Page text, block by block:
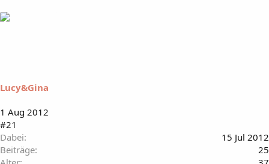
Lucy&Gina
1 Aug 2012
#21
Dabei
15 Jul 2012
Beiträge
25